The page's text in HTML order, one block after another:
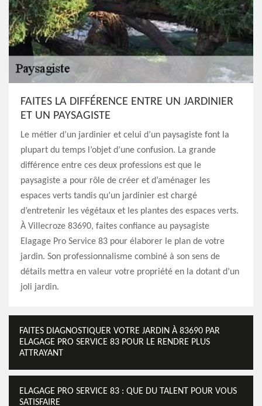
FAITES LA DIFFÉRENCE ENTRE UN JARDINIER
ET UN PAYSAGISTE
Le métier d’un jardinier et celui d’un paysagiste font la
plupart du temps l’objet d’une confusion. La grande
différence entre ces deux professions est que le
paysagiste a pour rôle de créer et d’aménager les
espaces verts tandis qu’un jardinier est chargé
d’entretenir les végétaux et les plantes des espaces verts.
À Villecroze 83690, faites confiance au paysagiste
Elagage Pro Service 83 pour élaborer le plan de votre
jardin. Son professionnalisme combiné à son sens de
détails mettra en valeur votre propriété en la dotant d’un
joli jardin.
FAITES DIAGNOSTIQUER VOTRE JARDIN À 83690 PAR
ELAGAGE PRO SERVICE 83 POUR LE RENDRE PLUS
ATTRAYANT
ELAGAGE PRO SERVICE 83 : QUE DU TALENT POUR VOUS
SATISFAIRE